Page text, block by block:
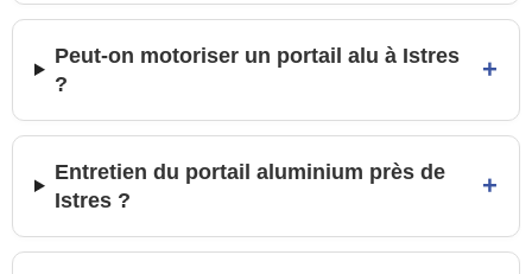
Peut-on motoriser un portail alu à Istres
?
+
Entretien du portail aluminium près de
Istres ?
+